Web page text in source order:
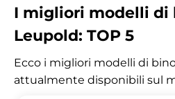
I migliori modelli di
Leupold: TOP 5
Ecco i migliori modelli di
attualmente disponibili sul